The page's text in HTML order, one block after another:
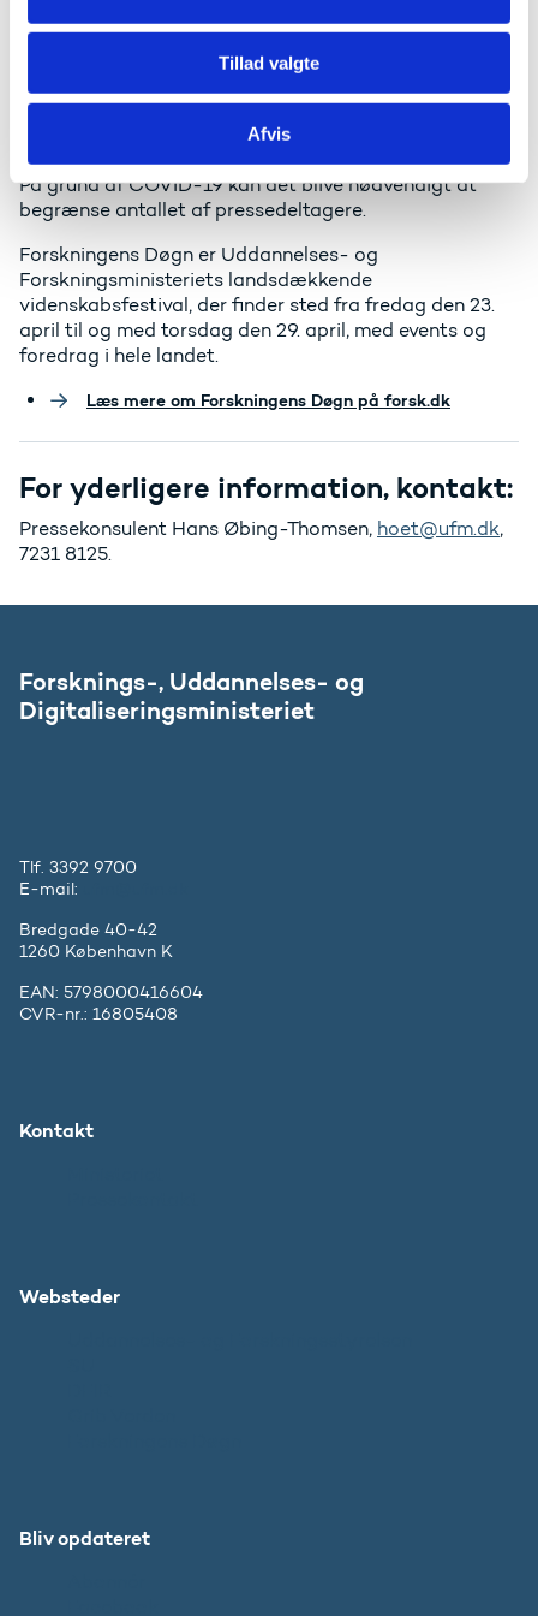
Tillad valgte
Afvis
til de gældende COVID-19-restriktioner.
Tilmelding
Senest torsdag den 22. april kl. 12.00 til
På grund af COVID-19 kan det blive nødvendigt at
begrænse antallet af pressedeltagere.
Forskningens Døgn er Uddannelses- og
Forskningsministeriets landsdækkende
videnskabsfestival, der finder sted fra fredag den 23.
april til og med torsdag den 29. april, med events og
foredrag i hele landet.
Læs mere om Forskningens Døgn på forsk.dk
For yderligere information, kontakt:
Pressekonsulent Hans Øbing-Thomsen, hoet@ufm.dk,
7231 8125.
Forsknings-, Uddannelses- og
Digitaliseringsministeriet
Tlf. 3392 9700
E-mail:
Bredgade 40-42
1260 København K
EAN: 5798000416604
CVR-nr.: 16805408
Kontakt
Websteder
Bliv opdateret